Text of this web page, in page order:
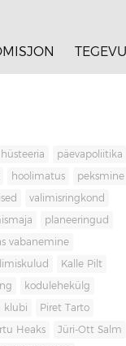
hüsteeria päevapoliitika
hoolimatus peksmine
valimisringkond
planeeringud
vabanemine
Kalle Pilt
kodulehekülg
klubi Piret Tarto
Heaks Jüri-Ott Salm